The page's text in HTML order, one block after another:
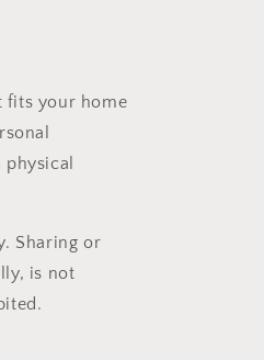
fits your home
Sharing or
is not